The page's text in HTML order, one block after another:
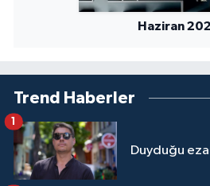
Haziran
Trend Haberler
Duyduğu
1
Van Müftülüğü
Yozgat Müftülüğü
Zonguldak Müftülüğü